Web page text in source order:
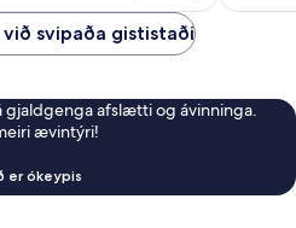
við svipaða gististaði
gjaldgenga afslætti og ávinninga.
ævintýri!
er ókeypis